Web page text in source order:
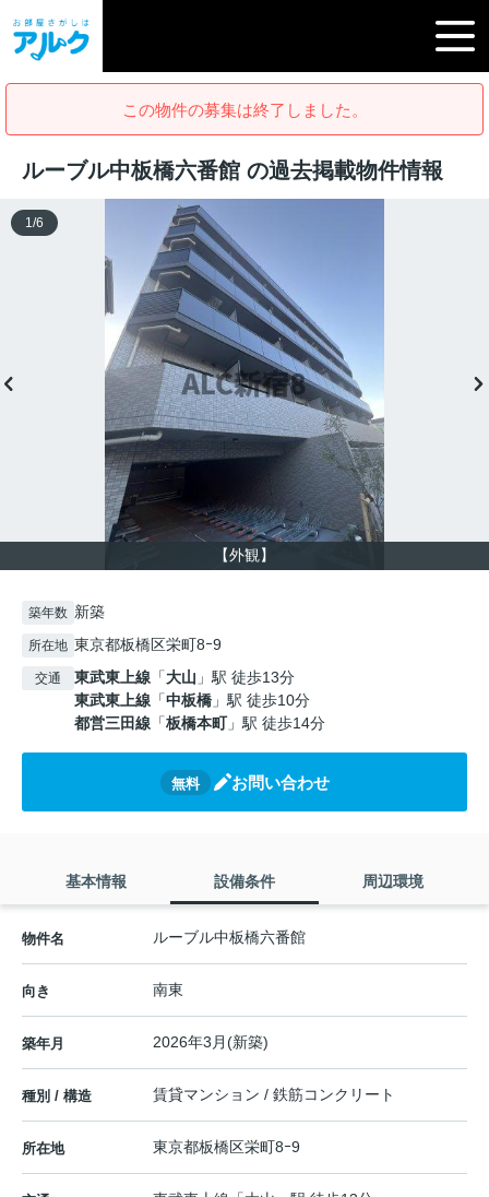
この物件の募集は終了しました。
ルーブル中板橋六番館 の過去掲載物件情報
【外観】
1 /6
築年数 新築
所在地 東京都板橋区栄町8ｰ9
交通 東武東上線 「大山 」駅 徒歩13分
東武東上線 「中板橋 」駅 徒歩10分
都営三田線 「板橋本町」駅 徒歩14分
無料 お問い合わせ
基本情報 設備条件 周辺環境
物件名 ルーブル中板橋六番館
向き 南東
築年月 2026年3月(新築)
種別 / 構造 賃貸マンション / 鉄筋コンクリート
所在地 東京都板橋区栄町8ｰ9